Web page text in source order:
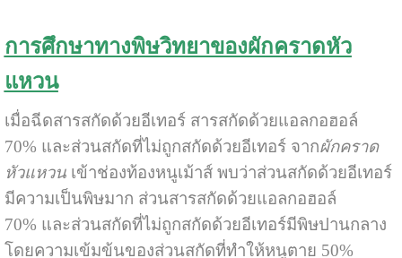
การศึกษาทางพิษวิทยาของผักคราดหัว
แหวน
เมื่อฉีดสารสกัดด้วยอีเทอร์ สารสกัดด้วยแอลกอฮอล์
70% และส่วนสกัดที่ไม่ถูกสกัดด้วยอีเทอร์ จากผักคราด
หัวแหวน เข้าช่องท้องหนูเม้าส์ พบว่าส่วนสกัดด้วยอีเทอร์
มีความเป็นพิษมาก ส่วนสารสกัดด้วยแอลกอฮอล์
70% และส่วนสกัดที่ไม่ถูกสกัดด้วยอีเทอร์มีพิษปานกลาง
โดยความเข้มข้นของส่วนสกัดที่ทำให้หนูตาย 50%